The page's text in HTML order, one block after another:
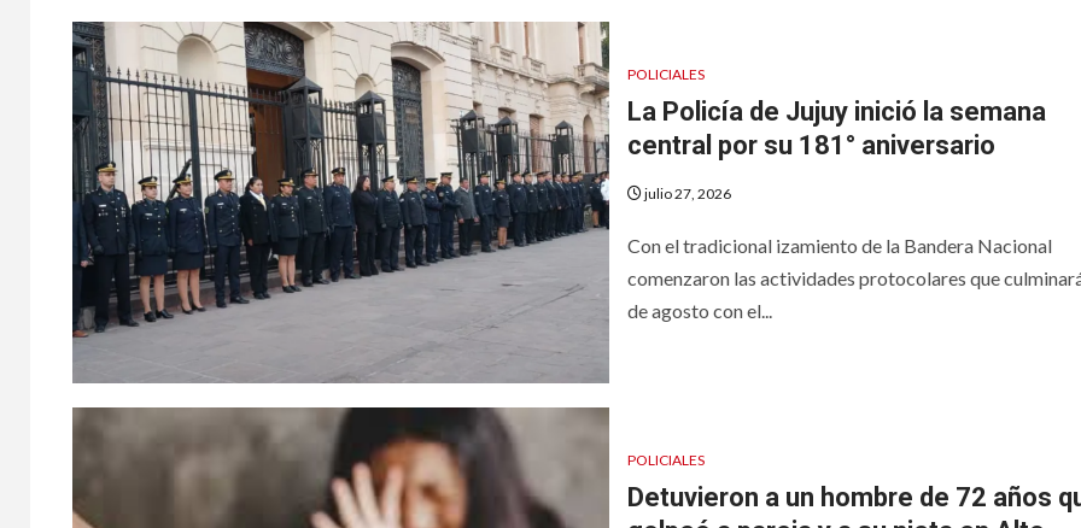
POLICIALES
La Policía de Jujuy inició la semana
central por su 181° aniversario
julio 27, 2026
Con el tradicional izamiento de la Bandera Nacional
comenzaron las actividades protocolares que
de agosto con el...
POLICIALES
Detuvieron a un hombre de 72 años